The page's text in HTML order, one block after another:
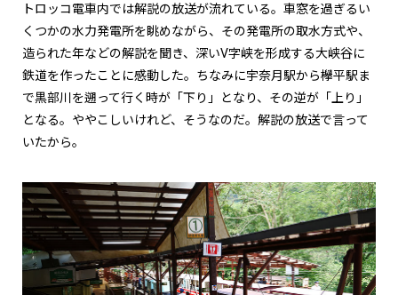
トロッコ電車内では解説の放送が流れている。車窓を過ぎるい
くつかの水力発電所を眺めながら、その発電所の取水方式や、
造られた年などの解説を聞き、深いV字峡を形成する大峡谷に
鉄道を作ったことに感動した。ちなみに宇奈月駅から欅平駅ま
で黒部川を遡って行く時が「下り」となり、その逆が「上り」
となる。ややこしいけれど、そうなのだ。解説の放送で言って
いたから。